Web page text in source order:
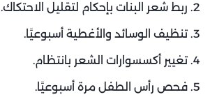
ربط شعر البنات بإحكام لتقليل الاحتكاك.
تنظيف الوسائد والأغطية أسبوعيًا.
تغيير أكسسوارات الشعر بانتظام.
فحص رأس الطفل مرة أسبوعيًا.